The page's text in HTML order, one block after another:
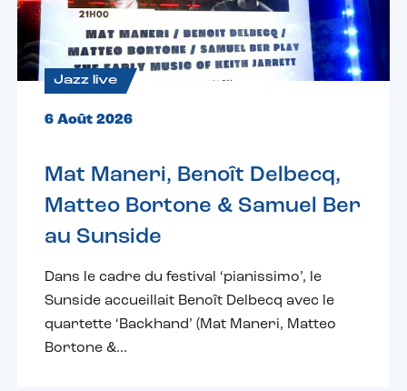
Jazz live
6 Août 2026
Mat Maneri, Benoît Delbecq,
Matteo Bortone & Samuel Ber
au Sunside
Dans le cadre du festival ‘pianissimo’, le
Sunside accueillait Benoît Delbecq avec le
quartette ‘Backhand’ (Mat Maneri, Matteo
Bortone &...